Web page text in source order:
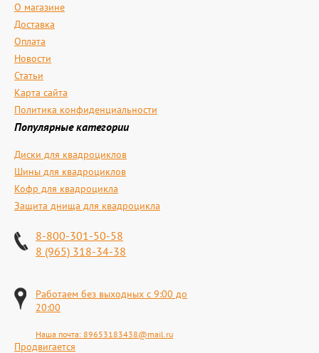
О магазине
Доставка
Оплата
Новости
Статьи
Карта сайта
Политика конфиденциальности
Популярные категории
Диски для квадроциклов
Шины для квадроциклов
Кофр для квадроцикла
Защита днища для квадроцикла
8-800-301-50-58
8 (965) 318-34-38
Работаем без выходных с 9:00 до
20:00
Наша почта: 89653183438@mail.ru
Продвигается